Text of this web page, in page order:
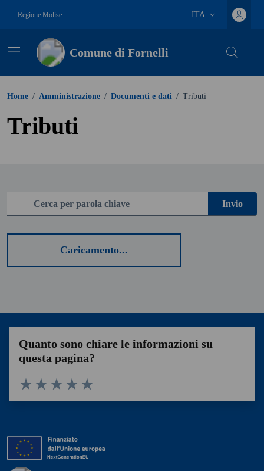
Regione Molise
Lingua attiva:
ITA
Comune di Fornelli
Home / Amministrazione / Documenti e dati / Tributi
Tributi
Invio
Caricamento...
Quanto sono chiare le informazioni su
questa pagina?